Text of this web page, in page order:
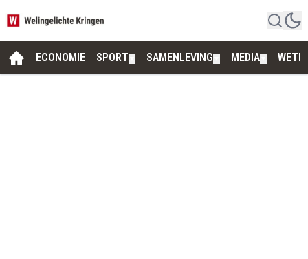
ECONOMIE SPORT SAMENLEVING MEDIA